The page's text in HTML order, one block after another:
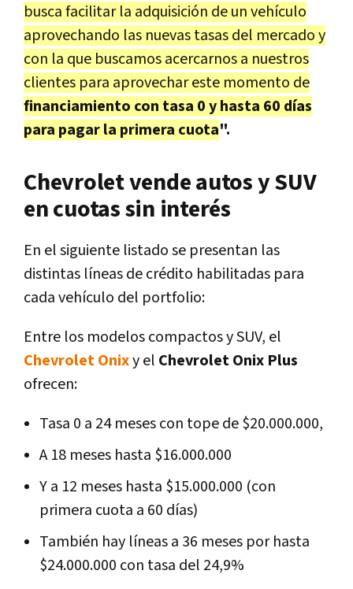
busca facilitar la adquisición de un vehículo
aprovechando las nuevas tasas del mercado y
con la que buscamos acercarnos a nuestros
clientes para aprovechar este momento de
financiamiento con tasa 0 y hasta 60 días
para pagar la primera cuota".
Chevrolet vende autos y SUV
en cuotas sin interés
En el siguiente listado se presentan las
distintas líneas de crédito habilitadas para
cada vehículo del portfolio:
Entre los modelos compactos y SUV, el
Chevrolet Onixy el Chevrolet Onix Plus
ofrecen:
Tasa 0 a 24 meses con tope de $20.000.000,
A 18 meses hasta $16.000.000
Y a 12 meses hasta $15.000.000 (con
primera cuota a 60 días)
También hay líneas a 36 meses por hasta
$24.000.000 con tasa del 24,9%